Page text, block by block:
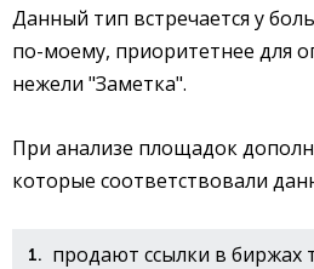
Данный тип встречается у
по-моему, приоритетнее для
нежели "Заметка".
При анализе площадок
которые соответствовали
продают ссылки в биржах